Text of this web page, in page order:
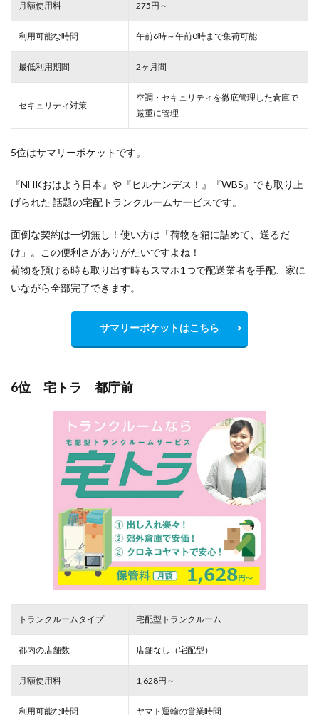
月額使用料 275円～
利用可能な時間 午前6時～午前0時まで集荷可能
最低利用期間 2ヶ月間
セキュリティ対策
空調・セキュリティを徹底管理した倉庫で
厳重に管理
5位はサマリーポケットです。
『NHKおはよう日本』や『ヒルナンデス！』『WBS』でも取り上
げられた 話題の宅配トランクルームサービスです。
面倒な契約は一切無し！使い方は「荷物を箱に詰めて、送るだ
け」。この便利さがありがたいですよね！
荷物を預ける時も取り出す時もスマホ1つで配送業者を手配、家に
いながら全部完了できます。
サマリーポケットはこちら
6位 宅トラ 都庁前
トランクルームタイプ 宅配型トランクルーム
都内の店舗数 店舗なし（宅配型）
月額使用料 1,628円～
利用可能な時間 ヤマト運輸の営業時間